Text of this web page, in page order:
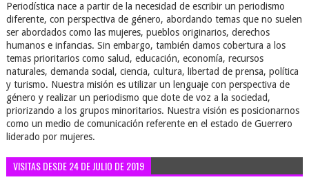
Periodística nace a partir de la necesidad de escribir un periodismo
diferente, con perspectiva de género, abordando temas que no suelen
ser abordados como las mujeres, pueblos originarios, derechos
humanos e infancias. Sin embargo, también damos cobertura a los
temas prioritarios como salud, educación, economía, recursos
naturales, demanda social, ciencia, cultura, libertad de prensa, política
y turismo. Nuestra misión es utilizar un lenguaje con perspectiva de
género y realizar un periodismo que dote de voz a la sociedad,
priorizando a los grupos minoritarios. Nuestra visión es posicionarnos
como un medio de comunicación referente en el estado de Guerrero
liderado por mujeres.
VISITAS DESDE 24 DE JULIO DE 2019